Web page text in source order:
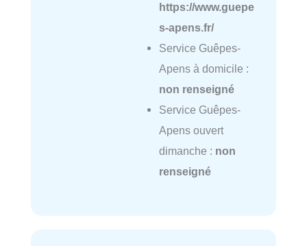
https://www.guepe
s-apens.fr/
Service Guêpes-
Apens à domicile :
non renseigné
Service Guêpes-
Apens ouvert
dimanche : non
renseigné